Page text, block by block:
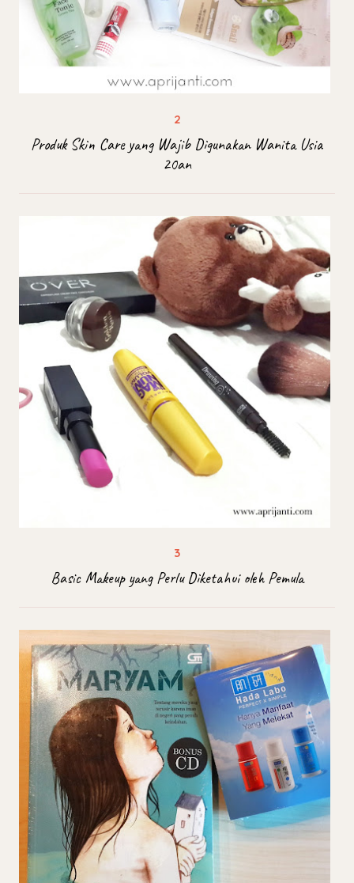
Produk Skin Care yang Wajib Digunakan Wanita Usia
20an
Basic Makeup yang Perlu Diketahui oleh Pemula